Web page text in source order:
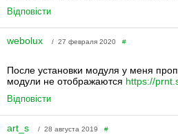
Відповісти
webolux / 27 февраля 2020 #
После установки модуля у меня
модули не отображаются https://
Відповісти
art_s / 28 августа 2019 #